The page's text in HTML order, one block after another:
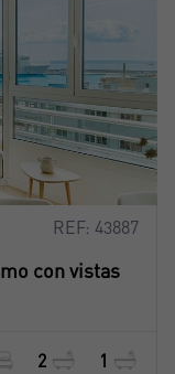
REF: 43887
con vistas
2 1